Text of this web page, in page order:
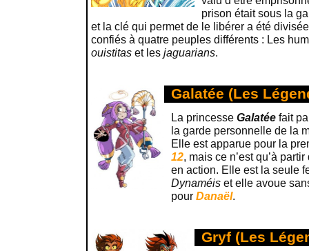
prison était sous la
et la clé qui permet de le libérer a été
confiés à quatre peuples différents : Les
ouistitas et les jaguarians.
Galatée (Les
La princesse Galatée fait
la garde personnelle de la
Elle est apparue pour la
12, mais ce n’est qu’à
en action. Elle est la seule
Dynaméis et elle avoue
pour Danaël.
Gryf (Les